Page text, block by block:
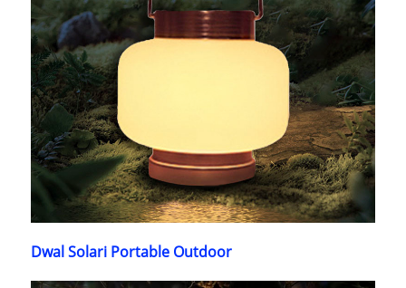
Dwal Solari Portable Outdoor